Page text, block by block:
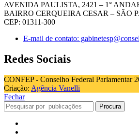
AVENIDA PAULISTA, 2421 – 1°
BAIRRO CERQUEIRA CESAR – SÃO
CEP: 01311-300
E-mail de contato:
Redes Sociais
CONFEP - Conselho Federal Parlamentar
Criação: Agência Vanelli
Fechar
Procura